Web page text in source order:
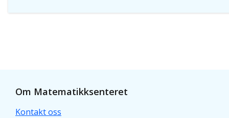
Om Matematikksenteret
Kontakt oss